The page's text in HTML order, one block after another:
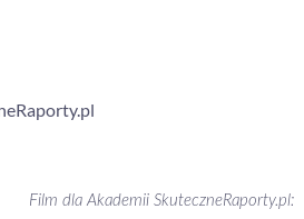
Film dla Akademii SkuteczneRaporty.pl: